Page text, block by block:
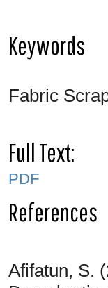
Keywords
Fabric
Full Text:
PDF
References
Afifatun, S.